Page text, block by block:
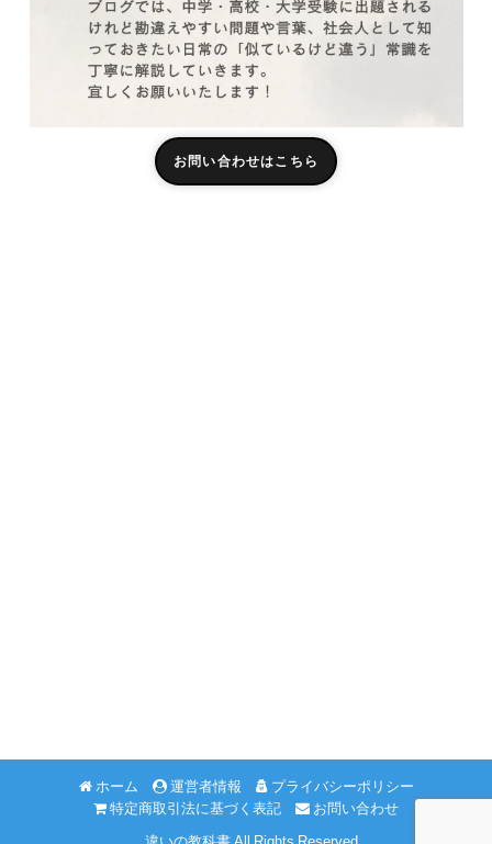
お問い合わせはこちら
ホーム 運営者情報
プライバシーポリシー
特定商取引法に基づく表記
お問い合わせ